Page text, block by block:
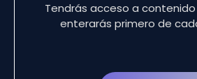
Tendrás acceso a
enterarás primero de